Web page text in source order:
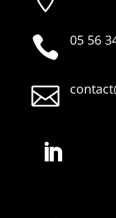
 05 56
